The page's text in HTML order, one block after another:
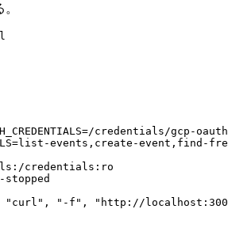
credentials/gcp-
events,create-event,find-
credentials:ro
stopped
"curl", "-f", "http://